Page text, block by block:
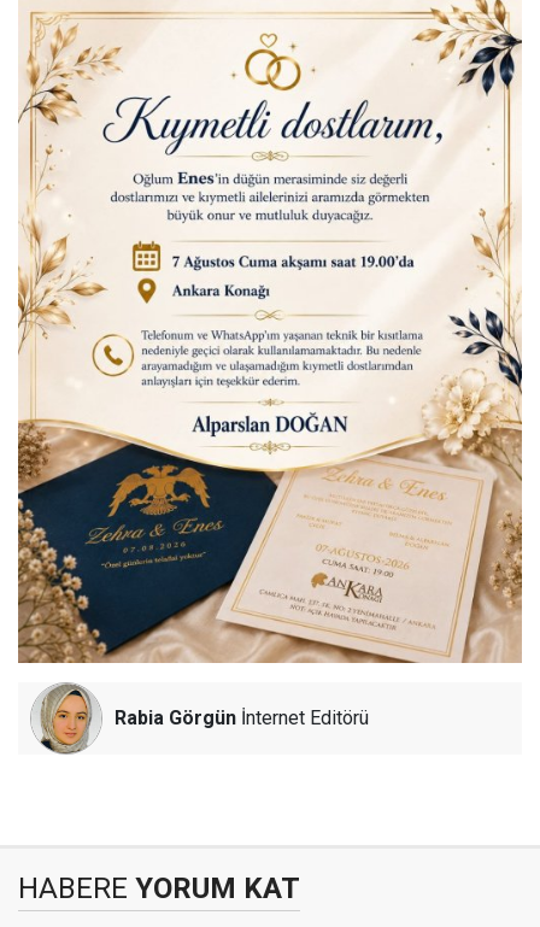
Rabia Görgün İnternet Editörü
HABERE YORUM KAT